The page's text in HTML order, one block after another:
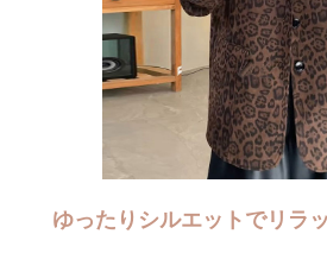
ゆったりシルエットでリラ